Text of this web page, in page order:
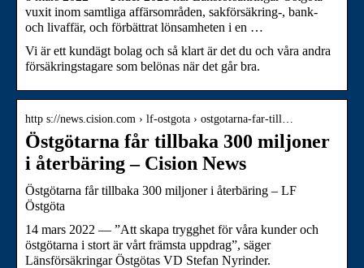
vuxit inom samtliga affärsområden, sakförsäkring-, bank-
och livaffär, och förbättrat lönsamheten i en …
Vi är ett kundägt bolag och så klart är det du och våra andra
försäkringstagare som belönas när det går bra.
http s://news.cision.com › lf-ostgota › ostgotarna-far-till…
Östgötarna får tillbaka 300 miljoner
i återbäring – Cision News
Östgötarna får tillbaka 300 miljoner i återbäring – LF
Östgöta
14 mars 2022 — ”Att skapa trygghet för våra kunder och
östgötarna i stort är vårt främsta uppdrag”, säger
Länsförsäkringar Östgötas VD Stefan Nyrinder.